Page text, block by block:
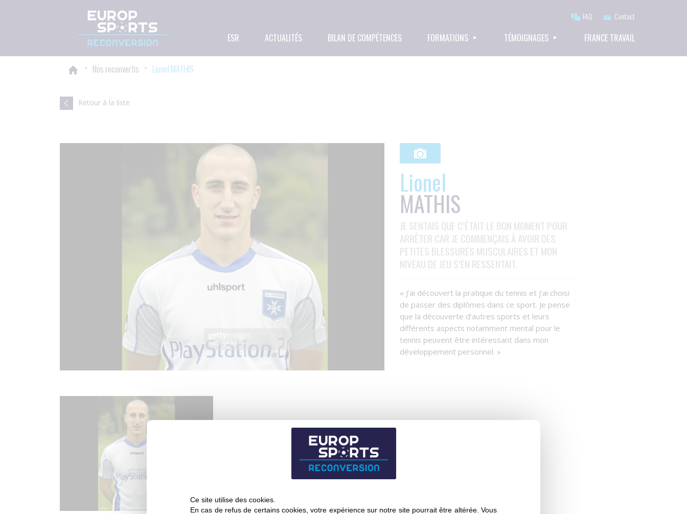
Ce site utilise des cookies.
En cas de refus de certains cookies, votre expérience sur notre site pourrait être altérée. Vous
FAQ Contact
ESR ACTUALITÉS BILAN DE COMPÉTENCES FORMATIONS TÉMOIGNAGES FRANCE TRAVAIL
> Nos reconvertis > Lionel MATHIS
Retour à la liste
Lionel
MATHIS
JE SENTAIS QUE C’ÉTAIT LE BON MOMENT POUR
ARRÊTER CAR JE COMMENÇAIS À AVOIR DES
PETITES BLESSURES MUSCULAIRES ET MON
NIVEAU DE JEU S’EN RESSENTAIT.
« J’ai découvert la pratique du tennis et j’ai choisi
de passer des diplômes dans ce sport. Je pense
que la découverte d’autres sports et leurs
différents aspects notamment mental pour le
tennis peuvent être intéressant dans mon
développement personnel. »